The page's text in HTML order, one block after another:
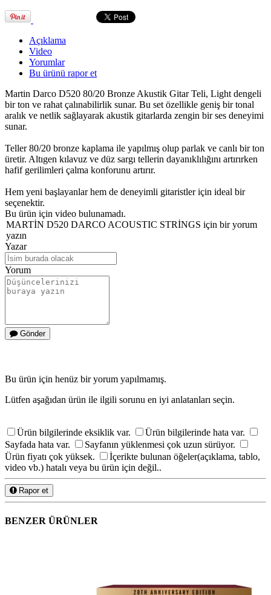
Açıklama
Video
Yorumlar
Bu ürünü rapor et
Martin Darco D520 80/20 Bronze Akustik Gitar Teli, Light dengeli
bir ton ve rahat çalınabilirlik sunar. Bu set özellikle geniş bir tonal
aralık ve netlik sağlayarak akustik gitarlarda zengin bir ses deneyimi
sunar.
Teller 80/20 bronze kaplama ile yapılmış olup parlak ve canlı bir ton
üretir. Altıgen kılavuz ve düz sargı tellerin dayanıklılığını artırırken
hafif gerilimleri çalma konforunu artırır.
Hem yeni başlayanlar hem de deneyimli gitaristler için ideal bir
seçenektir.
Bu ürün için video bulunamadı.
MARTİN D520 DARCO ACOUSTIC STRİNGS için bir yorum
yazın
Yazar
Yorum
Gönder
Bu ürün için henüz bir yorum yapılmamış.
Lütfen aşağıdan ürün ile ilgili sorunu en iyi anlatanları seçin.
Ürün bilgilerinde eksiklik var.
Ürün bilgilerinde hata var.
Sayfada hata var.
Sayfanın yüklenmesi çok uzun sürüyor.
Ürün fiyatı çok yüksek.
İçerikte bulunan öğeler(açıklama, tablo,
video vb.) hatalı veya bu ürün için değil..
Rapor et
BENZER ÜRÜNLER